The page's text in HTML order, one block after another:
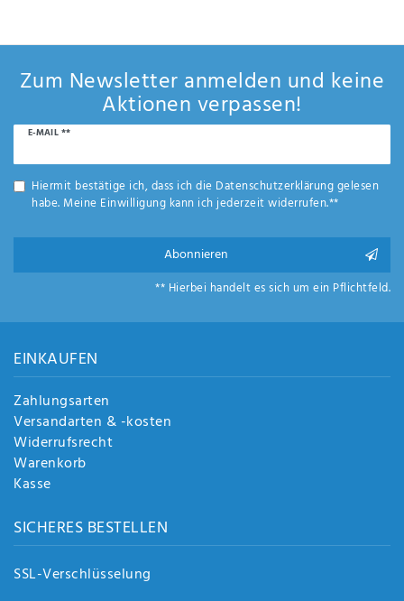
e
de
Zum Newsletter anmelden und keine
Aktionen verpassen!
E-MAIL **
Newsletter
Hiermit bestätige ich, dass ich die Daten­schutz­erklärunggelesen
habe. Meine Einwilligung kann ich jederzeit widerrufen.**
Abonnieren
** Hierbei handelt es sich um ein Pflichtfeld.
EINKAUFEN
Zahlungsarten
Versandarten & -kosten
Widerrufsrecht
Warenkorb
Kasse
SICHERES BESTELLEN
SSL-Verschlüsselung